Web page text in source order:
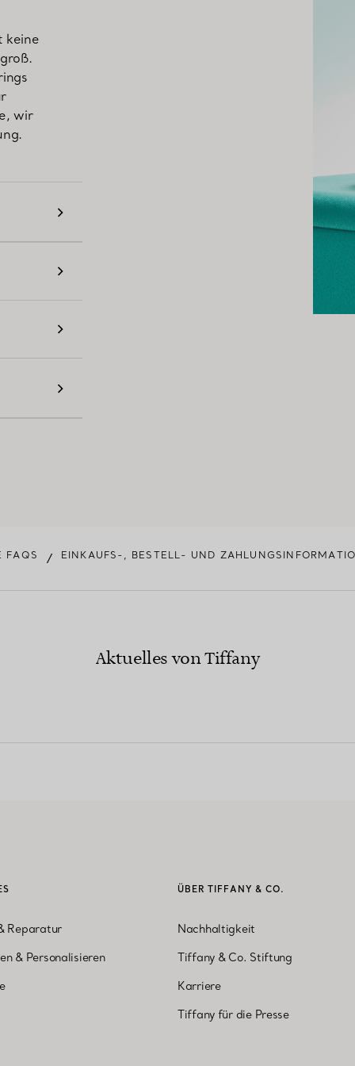
keine
wir
FAQS / EINKAUFS-, BESTELL- UND
Aktuelles von Tiffany
Reparatur
& Personalisieren
ÜBER TIFFANY & CO.
Nachhaltigkeit
Tiffany & Co. Stiftung
Karriere
Tiffany für die Presse